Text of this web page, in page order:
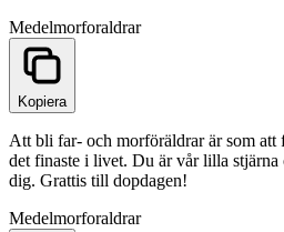
Medelmorforaldrar
Kopiera
Att bli far- och morföräldrar är som att
det finaste i livet. Du är vår lilla
dig. Grattis till dopdagen!
Medelmorforaldrar